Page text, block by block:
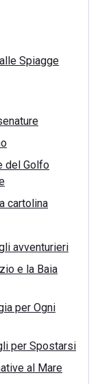
Spiagge
del Golfo
cartolina
avventurieri
e la Baia
per Ogni
per Spostarsi
al Mare